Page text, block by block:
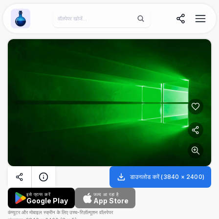
Wallpaper Alchemy
डाउनलोड करें(3840 × 2400)
इसे प्राप्त करें
Google Play
जल्द आ रहा है
App Store
कंप्यूटर और मोबाइल स्क्रीन के लिए उच्च-रिज़ॉल्यूशन वॉलपेपर